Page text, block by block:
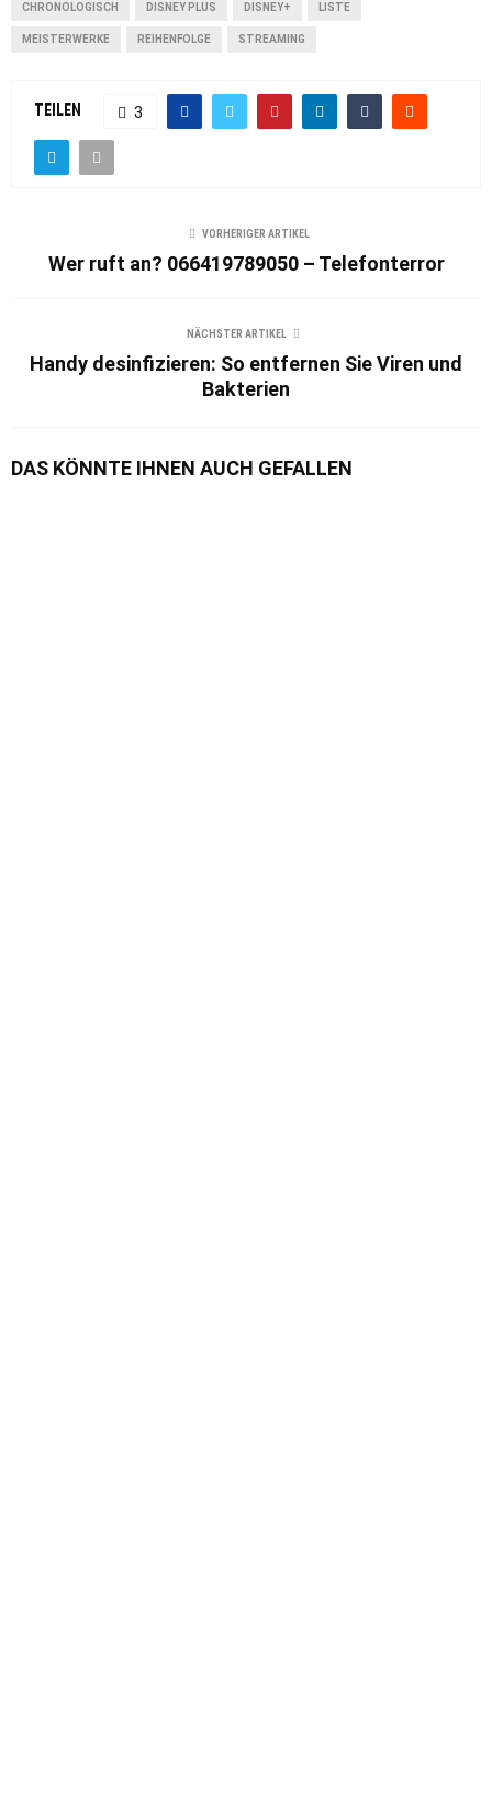
CHRONOLOGISCH DISNEY PLUS DISNEY+ LISTE
MEISTERWERKE REIHENFOLGE STREAMING
TEILEN 3
VORHERIGER ARTIKEL
Wer ruft an? 066419789050 – Telefonterror
NÄCHSTER ARTIKEL
Handy desinfizieren: So entfernen Sie Viren und
Bakterien
DAS KÖNNTE IHNEN AUCH GEFALLEN